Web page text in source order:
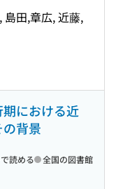
島田,章広, 近藤,
における近
背景
読める 全国の図書館